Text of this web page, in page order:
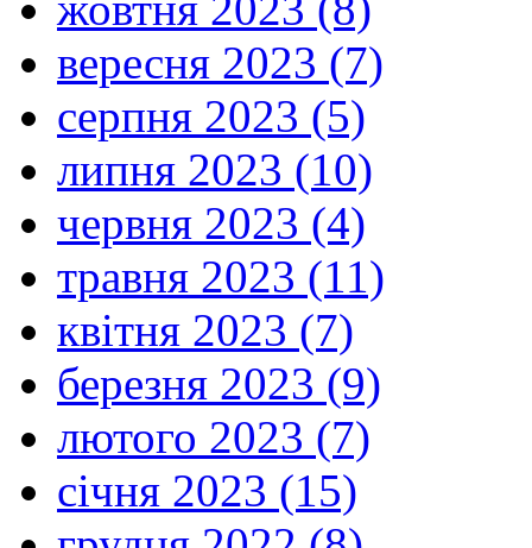
вересня 2023 (7)
серпня 2023 (5)
липня 2023 (10)
червня 2023 (4)
травня 2023 (11)
квітня 2023 (7)
березня 2023 (9)
лютого 2023 (7)
січня 2023 (15)